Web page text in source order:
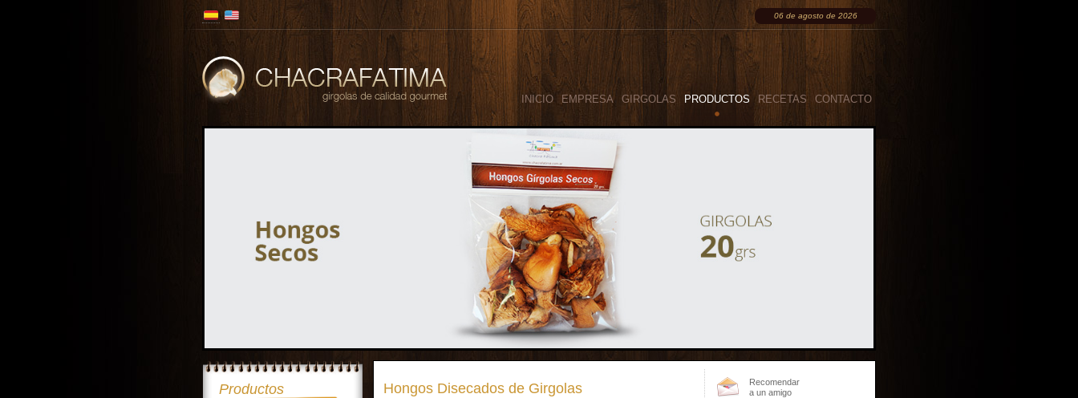
06 de agosto de 2026
INICIO EMPRESA GIRGOLAS PRODUCTOS RECETAS CONTACTO
Productos Hongos Disecados de Girgolas
Recomendar
a un amigo